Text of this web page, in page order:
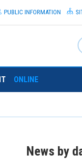
PUBLIC INFORMATION
ONLINE
News by